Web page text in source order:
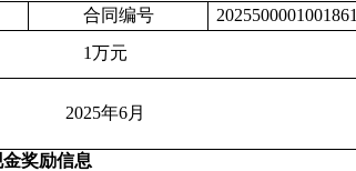
合同编号
2025500001001861
1万元
2025年6月
金奖励信息